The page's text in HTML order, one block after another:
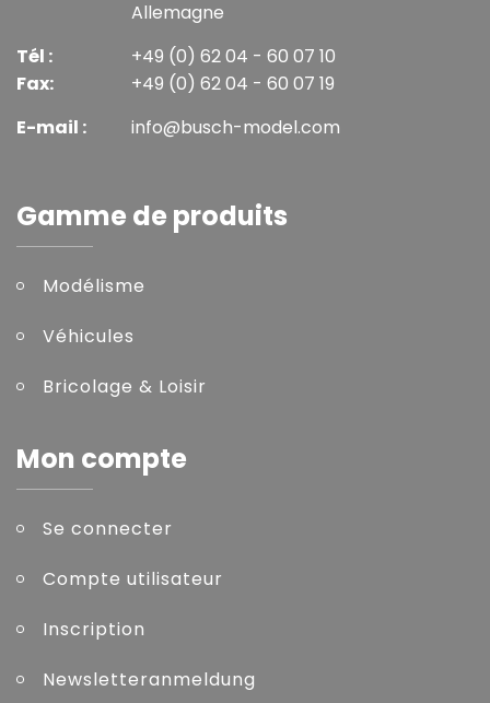
Allemagne
Tél :
Fax:
+49 (0) 62 04 - 60 07 10
+49 (0) 62 04 - 60 07 19
E-mail :
info@busch-model.com
Gamme de produits
Modélisme
Véhicules
Bricolage & Loisir
Mon compte
Se connecter
Compte utilisateur
Inscription
Newsletteranmeldung